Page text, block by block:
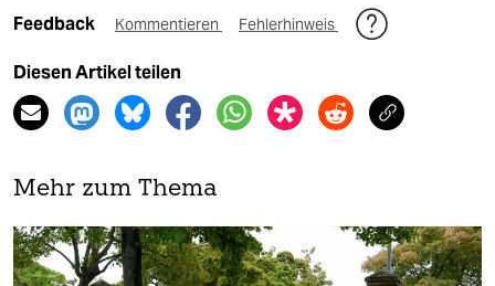
Feedback Kommentieren Fehlerhinweis
Diesen Artikel teilen
Mehr zum Thema